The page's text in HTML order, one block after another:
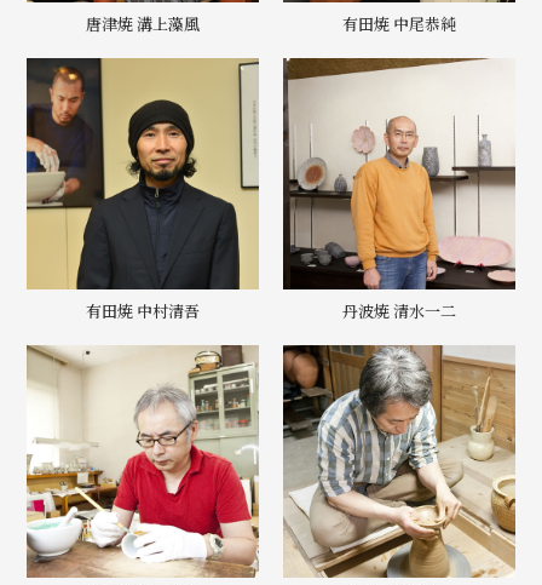
唐津焼 溝上藻風 有田焼 中尾恭純
有田焼 中村清吾 丹波焼 清水一二